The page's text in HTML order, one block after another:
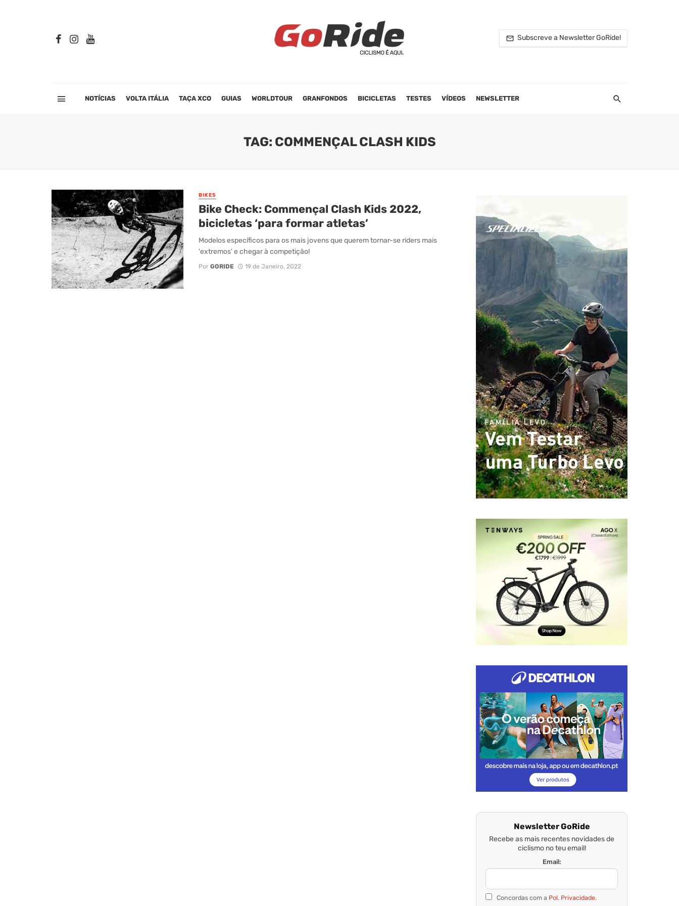
Subscreve a Newsletter GoRide!
NOTÍCIAS VOLTA ITÁLIA TAÇA XCO GUIAS WORLDTOUR GRANFONDOS BICICLETAS TESTES VÍDEOS NEWSLETTER
TAG: COMMENÇAL CLASH KIDS
BIKES
Bike Check: Commençal Clash Kids 2022,
bicicletas ‘para formar atletas’
Modelos específicos para os mais jovens que querem tornar-se riders mais
'extremos' e chegar à competição!
Por GORIDE 19 de Janeiro, 2022
Newsletter GoRide
Recebe as mais recentes novidades de
ciclismo no teu email!
Email:
Concordas com a Pol. Privacidade.